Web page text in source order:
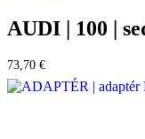
AUDI | 100 |
73,70 €